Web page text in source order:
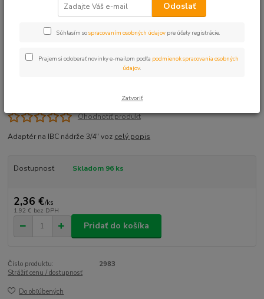
Adaptér na IBC nádrže 3/4" voz
Ohodnotiť produkt
Adaptér na IBC nádrže 3/4" voz celý popis
Dostupnosť Skladom 96 ks
2,36 €/ks
1,92 € bez DPH
Pridať do košíka
Číslo produktu:
2983
Strážiť cenu / dostupnosť
Do obľúbených
Odoslať
Súhlasím sospracovaním osobných údajov pre účely registrácie.
Prajem si odoberať novinky e-mailom podľa podmienok spracovania osobných
údajov
Zatvoriť